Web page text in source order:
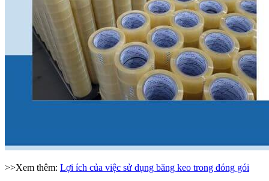
>>Xem thêm: Lợi ích của việc sử dụng băng keo trong đóng gói